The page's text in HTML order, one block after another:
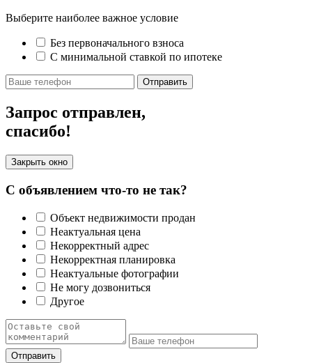
Выберите наиболее важное условие
Без первоначального взноса
С минимальной ставкой по ипотеке
Отправить
Запрос отправлен,
спасибо!
Закрыть окно
С объявлением что-то не так?
Объект недвижимости продан
Неактуальная цена
Некорректный адрес
Некорректная планировка
Неактуальные фотографии
Не могу дозвониться
Другое
Отправить